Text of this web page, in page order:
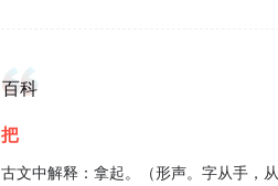
百科
把
古文中解释：拿起。（形声。字从手，